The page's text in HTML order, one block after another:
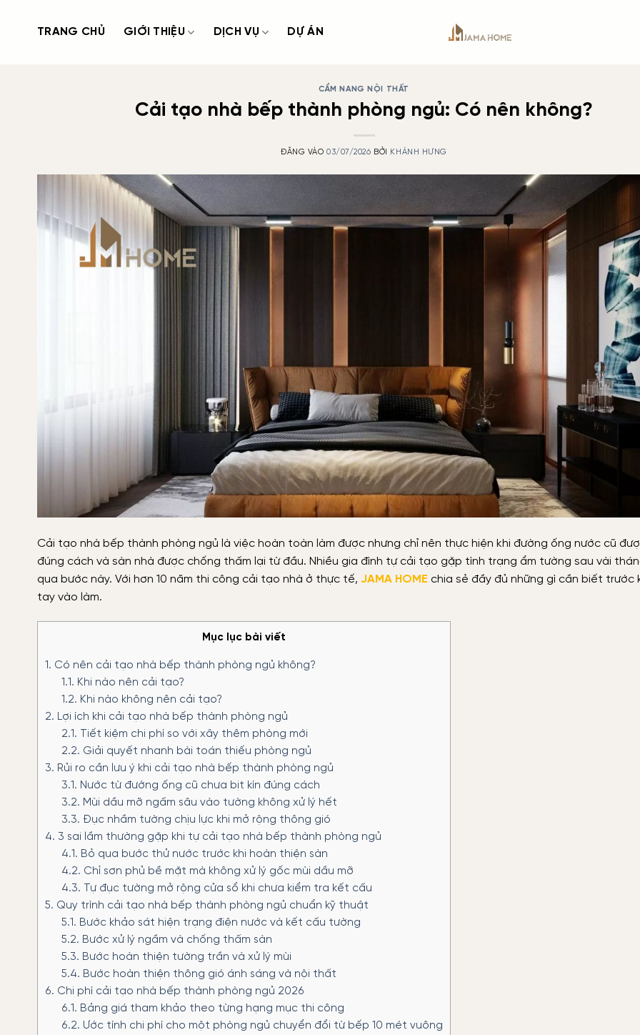
TRANG CHỦ GIỚI THIỆU DỊCH VỤ DỰ ÁN
CẨM NANG NỘI THẤT
Cải tạo nhà bếp thành phòng ngủ: Có nên không?
ĐĂNG VÀO 03/07/2026 BỞI KHÁNH HƯNG
Cải tạo nhà bếp thành phòng ngủ là việc hoàn toàn làm được nhưng chỉ nên thực hiện khi đường ống nước cũ
đúng cách và sàn nhà được chống thấm lại từ đầu. Nhiều gia đình tự cải tạo gặp tình trạng ẩm tường sau vài
qua bước này. Với hơn 10 năm thi công cải tạo nhà ở thực tế, JAMA HOME chia sẻ đầy đủ những gì cần biết trước
tay vào làm.
Mục lục bài viết
1. Có nên cải tạo nhà bếp thành phòng ngủ không?
1.1. Khi nào nên cải tạo?
1.2. Khi nào không nên cải tạo?
2. Lợi ích khi cải tạo nhà bếp thành phòng ngủ
2.1. Tiết kiệm chi phí so với xây thêm phòng mới
2.2. Giải quyết nhanh bài toán thiếu phòng ngủ
3. Rủi ro cần lưu ý khi cải tạo nhà bếp thành phòng ngủ
3.1. Nước từ đường ống cũ chưa bịt kín đúng cách
3.2. Mùi dầu mỡ ngấm sâu vào tường không xử lý hết
3.3. Đục nhầm tường chịu lực khi mở rộng thông gió
4. 3 sai lầm thường gặp khi tự cải tạo nhà bếp thành phòng ngủ
4.1. Bỏ qua bước thử nước trước khi hoàn thiện sàn
4.2. Chỉ sơn phủ bề mặt mà không xử lý gốc mùi dầu mỡ
4.3. Tự đục tường mở rộng cửa sổ khi chưa kiểm tra kết cấu
5. Quy trình cải tạo nhà bếp thành phòng ngủ chuẩn kỹ thuật
5.1. Bước khảo sát hiện trạng điện nước và kết cấu tường
5.2. Bước xử lý ngầm và chống thấm sàn
5.3. Bước hoàn thiện tường trần và xử lý mùi
5.4. Bước hoàn thiện thông gió ánh sáng và nội thất
6. Chi phí cải tạo nhà bếp thành phòng ngủ 2026
6.1. Bảng giá tham khảo theo từng hạng mục thi công
6.2. Ước tính chi phí cho một phòng ngủ chuyển đổi từ bếp 10 mét vuông